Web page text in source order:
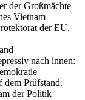
der Großmächte
Vietnam
der EU,
nach innen:
dem Prüfstand.
der Politik